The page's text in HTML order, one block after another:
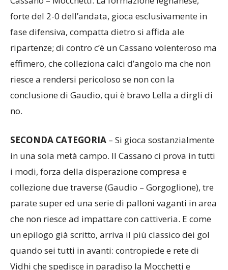
forte del 2-0 dell’andata, gioca esclusivamente in
fase difensiva, compatta dietro si affida ale
ripartenze; di contro c’è un Cassano volenteroso ma
effimero, che colleziona calci d’angolo ma che non
riesce a rendersi pericoloso se non con la
conclusione di Gaudio, qui è bravo Lella a dirgli di
no.
SECONDA CATEGORIA – Si gioca sostanzialmente
in una sola metà campo. Il Cassano ci prova in tutti
i modi, forza della disperazione compresa e
collezione due traverse (Gaudio – Gorgoglione), tre
parate super ed una serie di palloni vaganti in area
che non riesce ad impattare con cattiveria. E come
un epilogo già scritto, arriva il più classico dei gol
quando sei tutti in avanti: contropiede e rete di
Vidhi che spedisce in paradiso la Mocchetti e